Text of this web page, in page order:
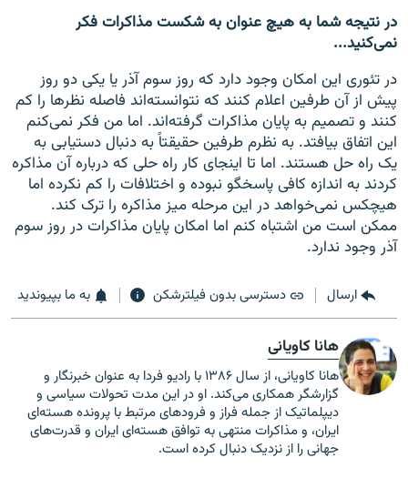
در نتیجه شما به هیچ عنوان به شکست مذاکرات فکر
نمی‌کنید...
در تئوری این امکان وجود دارد که روز سوم آذر یا یکی دو روز
پیش از آن طرفین اعلام کنند که نتوانسته‌اند فاصله نظرها را کم
کنند و تصمیم به پایان مذاکرات گرفته‌اند. اما من فکر نمی‌کنم
این اتفاق بیافتد. به نظرم طرفین حقیقتاً به دنبال دستیابی به
یک راه حل هستند. اما تا اینجای کار راه حلی که درباره آن مذاکره
کردند به اندازه کافی پاسخگو نبوده و اختلافات را کم نکرده اما
هیچکس نمی‌خواهد در این مرحله میز مذاکره را ترک کند.
ممکن است من اشتباه کنم اما امکان پایان مذاکرات در روز سوم
آذر وجود ندارد.
ارسال دسترسی بدون فیلترشکن به ما بپیوندید
هانا کاویانی
هانا کاویانی، از سال ۱۳۸۶ با رادیو فردا به عنوان خبرنگار و
گزارشگر همکاری می‌کند. او در این مدت تحولات سیاسی و
دیپلماتیک از جمله فراز و فرودهای مرتبط با پرونده هسته‌ای
ایران، و مذاکرات منتهی به توافق هسته‌ای ایران و قدرت‌های
جهانی را از نزدیک دنبال کرده است.